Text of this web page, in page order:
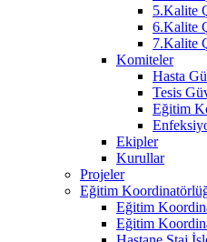
5.Kalite
6.Kalite
7.Kalite
Komiteler
Hasta
Tesis
Eğitim
Ekipler
Kurullar
Projeler
Eğitim
Eğitim
Eğitim